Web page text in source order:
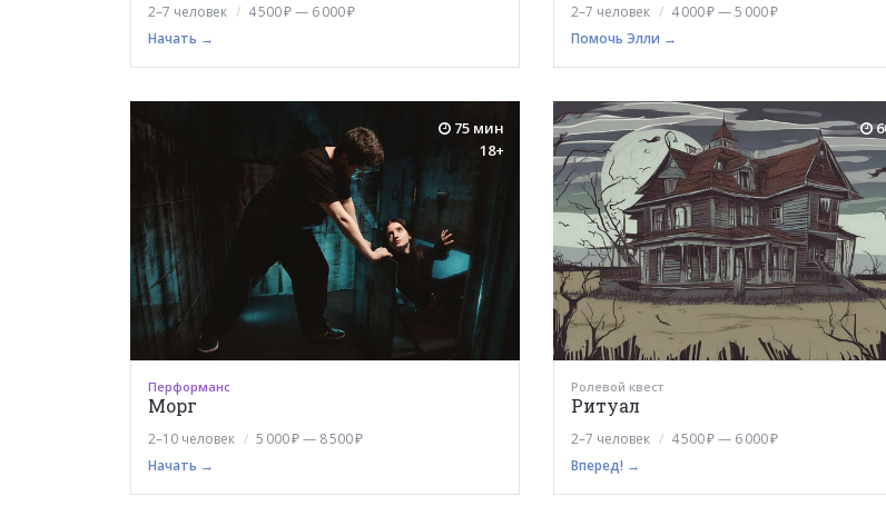
2–7 человек
4 500 ₽ — 6 000 ₽
Начать →
2–7 человек
4 000 ₽ — 5 000 ₽
Помочь Элли →
75 мин
18+
Перформанс
Морг
2–10 человек
5 000 ₽ — 8 500 ₽
Начать →
Ролевой квест
Ритуал
2–7 человек
4 500 ₽ — 6 000 ₽
Вперед! →